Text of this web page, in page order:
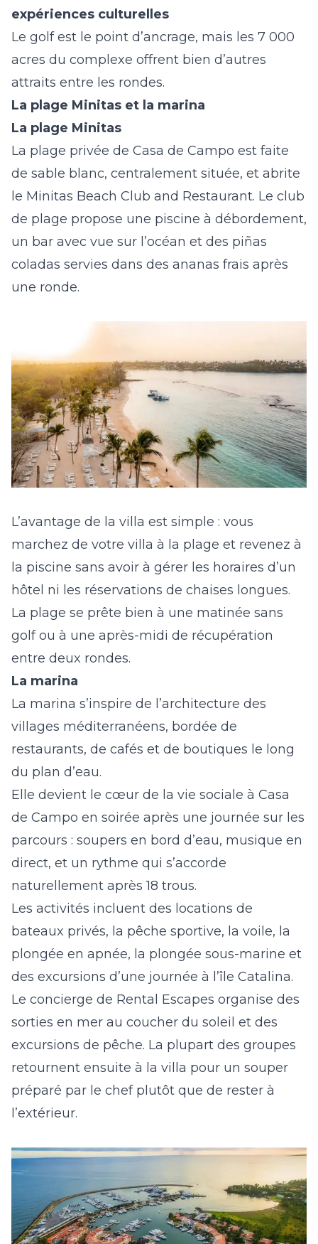
expériences culturelles
Le golf est le point d’ancrage, mais les 7 000
acres du complexe offrent bien d’autres
attraits entre les rondes.
La plage Minitas et la marina
La plage Minitas
La plage privée de Casa de Campo est faite
de sable blanc, centralement située, et abrite
le Minitas Beach Club and Restaurant. Le club
de plage propose une piscine à débordement,
un bar avec vue sur l’océan et des piñas
coladas servies dans des ananas frais après
une ronde.
L’avantage de la villa est simple : vous
marchez de votre villa à la plage et revenez à
la piscine sans avoir à gérer les horaires d’un
hôtel ni les réservations de chaises longues.
La plage se prête bien à une matinée sans
golf ou à une après-midi de récupération
entre deux rondes.
La marina
La marina s’inspire de l’architecture des
villages méditerranéens, bordée de
restaurants, de cafés et de boutiques le long
du plan d’eau.
Elle devient le cœur de la vie sociale à Casa
de Campo en soirée après une journée sur les
parcours : soupers en bord d’eau, musique en
direct, et un rythme qui s’accorde
naturellement après 18 trous.
Les activités incluent des locations de
bateaux privés, la pêche sportive, la voile, la
plongée en apnée, la plongée sous-marine et
des excursions d’une journée à l’île Catalina.
Le concierge de Rental Escapes organise des
sorties en mer au coucher du soleil et des
excursions de pêche. La plupart des groupes
retournent ensuite à la villa pour un souper
préparé par le chef plutôt que de rester à
l’extérieur.